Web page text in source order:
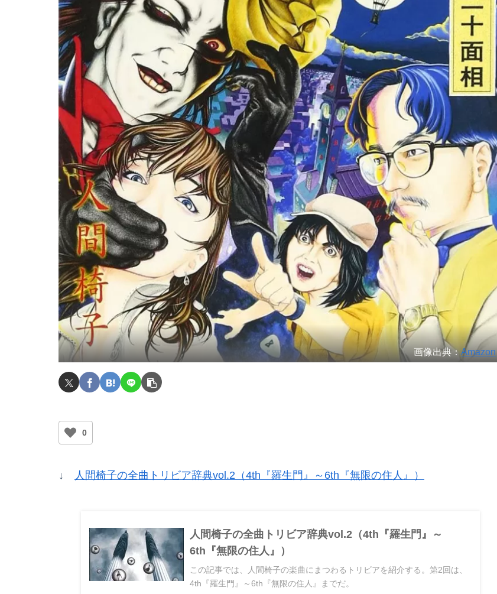
画像出典：Amazon
0
↓ 人間椅子の全曲トリビア辞典vol.2（4th『羅生門』～6th『無限の住人』）
人間椅子の全曲トリビア辞典vol.2（4th『羅生門』～
6th『無限の住人』）
この記事では、人間椅子の楽曲にまつわるトリビアを紹介する。第2回は、
4th『羅生門』～6th『無限の住人』までだ。